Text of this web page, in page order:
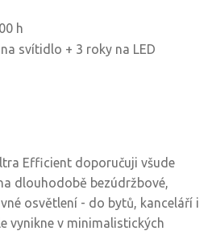
h
svítidlo + 3 roky na LED
Efficient doporučuji všude
dlouhodobě bezúdržbové,
osvětlení - do bytů, kanceláří i
vynikne v minimalistických